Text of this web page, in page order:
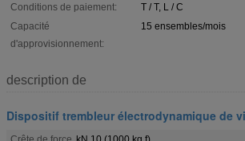
Conditions de paiement:
T / T, L / C
Capacité
d'approvisionnement:
15 ensembles/mois
description de
Dispositif trembleur électrodynamique de